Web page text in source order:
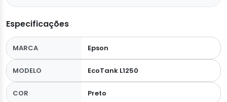
Especificações
MARCA Epson
MODELO EcoTank L1250
COR Preto